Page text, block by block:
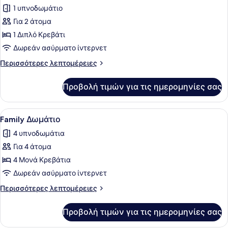
των
φωτογραφιών
για
Royal
Κρεβάτι
Ξενώνα
1 υπνοδωμάτιο
Για 2 άτομα
1 Διπλό Κρεβάτι
Δωρεάν ασύρματο ίντερνετ
Περισσότερες λεπτομέρειες
Περισσότερες
Κρεβάτι
Ξενώνα
Προβολή τιμών για τις ημερομηνίες σας
Προβολή
όλων
των
φωτογραφιών
για
Family
Δωμάτιο
Ένα δωμάτιο με κουκέτες, μια
6
Family Δωμάτιο
4 υπνοδωμάτια
Για 4 άτομα
4 Μονά Κρεβάτια
Δωρεάν ασύρματο ίντερνετ
Περισσότερες λεπτομέρειες
Περισσότερες
Δωμάτιο
Προβολή τιμών για τις ημερομηνίες σας